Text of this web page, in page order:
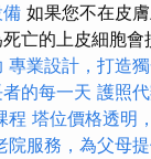
如果您不在皮
亡的上皮細胞會
專業設計，打造
的每一天 護照
程 塔位價格透明
院服務，為父母